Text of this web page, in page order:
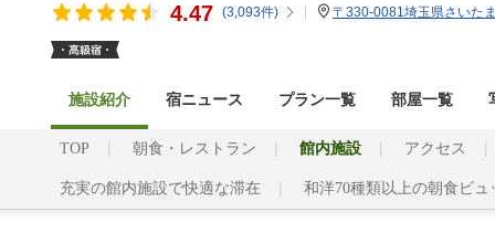
4.47 (3,093件) 〒330-0081埼玉県さいた
施設紹介 宿ニュース プラン一覧 部屋一覧
TOP 朝食・レストラン 館内施設 アクセス
充実の館内施設で快適な滞在 和洋70種類以上の朝食ビュ